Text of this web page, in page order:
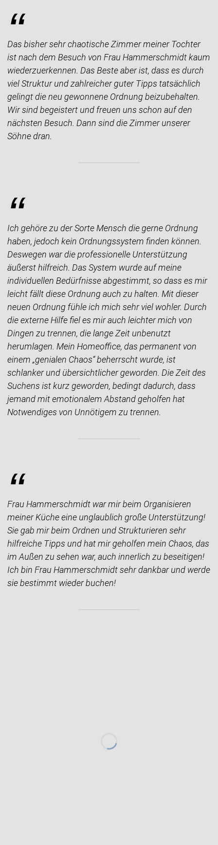
“
Das bisher sehr chaotische Zimmer meiner Tochter
ist nach dem Besuch von Frau Hammerschmidt kaum
wiederzuerkennen. Das Beste aber ist, dass es durch
viel Struktur und zahlreicher guter Tipps tatsächlich
gelingt die neu gewonnene Ordnung beizubehalten.
Wir sind begeistert und freuen uns schon auf den
nächsten Besuch. Dann sind die Zimmer unserer
Söhne dran.
“
Ich gehöre zu der Sorte Mensch die gerne Ordnung
haben, jedoch kein Ordnungssystem finden können.
Deswegen war die professionelle Unterstützung
äußerst hilfreich. Das System wurde auf meine
individuellen Bedürfnisse abgestimmt, so dass es mir
leicht fällt diese Ordnung auch zu halten. Mit dieser
neuen Ordnung fühle ich mich sehr viel wohler. Durch
die externe Hilfe fiel es mir auch leichter mich von
Dingen zu trennen, die lange Zeit unbenutzt
herumlagen. Mein Homeoffice, das permanent von
einem „genialen Chaos“ beherrscht wurde, ist
schlanker und übersichtlicher geworden. Die Zeit des
Suchens ist kurz geworden, bedingt dadurch, dass
jemand mit emotionalem Abstand geholfen hat
Notwendiges von Unnötigem zu trennen.
“
Frau Hammerschmidt war mir beim Organisieren
meiner Küche eine unglaublich große Unterstützung!
Sie gab mir beim Ordnen und Strukturieren sehr
hilfreiche Tipps und hat mir geholfen mein Chaos, das
im Außen zu sehen war, auch innerlich zu beseitigen!
Ich bin Frau Hammerschmidt sehr dankbar und werde
sie bestimmt wieder buchen!